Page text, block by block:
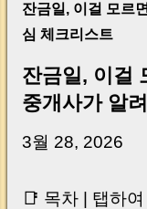
잔금일, 이걸 모르
심 체크리스트
잔금일, 이걸
중개사가 알
3월 28, 2026
📑 목차 | 탭하